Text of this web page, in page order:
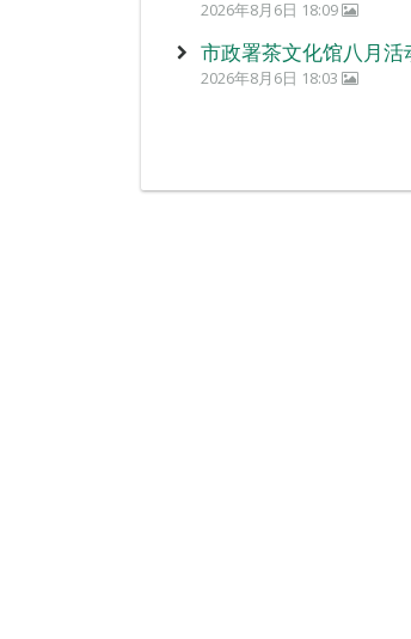
2026年8月6日 18:09
市政署茶文化馆八月活
2026年8月6日 18:03